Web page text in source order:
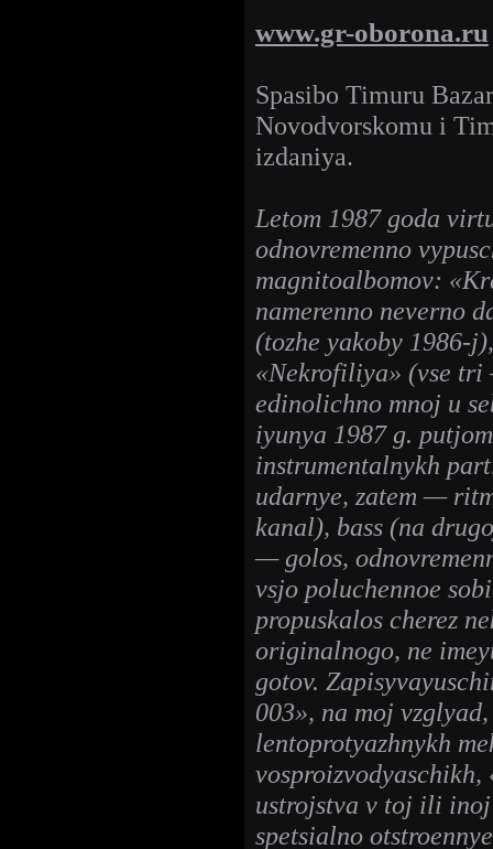
www.gr-oborona.ru
Spasibo Timuru
Novodvorskomu i
izdaniya.
Letom 1987 goda
odnovremenno
magnitoalbomov:
namerenno neverno
(tozhe yakoby 1986-
«Nekrofiliya» (vse tri
edinolichno mnoj u
iyunya 1987 g.
instrumentalnykh
udarnye, zatem —
kanal), bass (na
— golos,
vsjo poluchennoe
propuskalos cherez
originalnogo, ne
gotov.
003», na moj
lentoprotyazhnykh
ustrojstva v toj ili inoj
spetsialno